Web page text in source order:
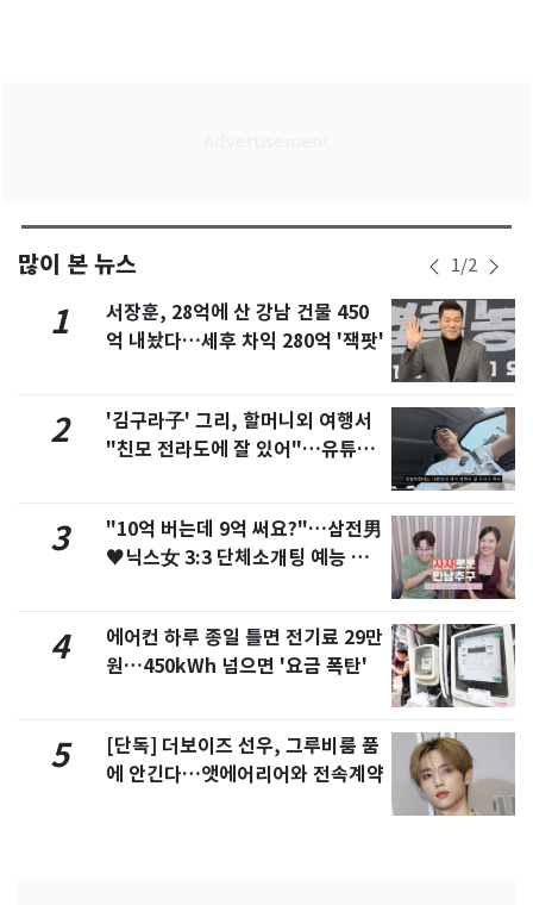
많이 본 뉴스 1/2
1
서장훈, 28억에 산 강남 건물 450
억 내놨다…세후 차익 280억 '잭팟'
2
'김구라子' 그리, 할머니외 여행서
"친모 전라도에 잘 있어"…유튜브
3
"10억 버는데 9억 써요?"…삼전男
♥닉스女 3:3 단체소개팅 예능 화
4
에어컨 하루 종일 틀면 전기료 29만
원…450kWh 넘으면 '요금 폭탄'
5
[단독] 더보이즈 선우, 그루비룸 품
에 안긴다…앳에어리어와 전속계약